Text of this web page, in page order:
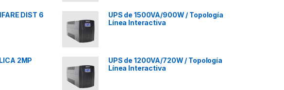
DIST 6
2MP
UPS de 1500VA/900W / Topología
Línea Interactiva
UPS de 1200VA/720W / Topología
Línea Interactiva